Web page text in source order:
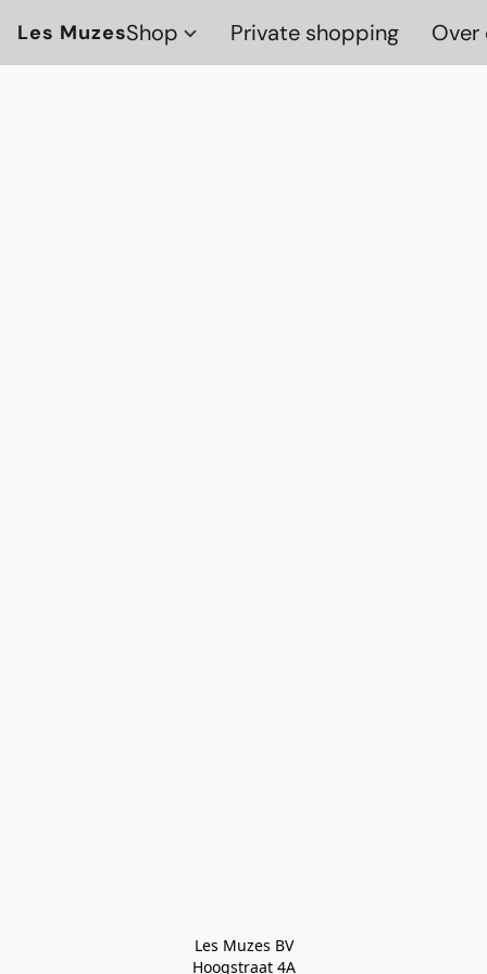
Les MuzesShop Private shopping Over
Les Muzes BV
Hoogstraat 4A